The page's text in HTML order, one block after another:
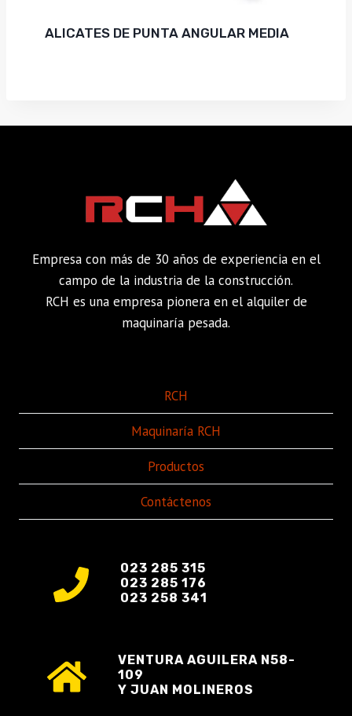
ALICATES DE PUNTA ANGULAR MEDIA
Empresa con más de 30 años de experiencia en el
campo de la industria de la construcción.
RCH es una empresa pionera en el alquiler de
maquinaría pesada.
RCH
Maquinaría RCH
Productos
Contáctenos
023 285 315
023 285 176
023 258 341
VENTURA AGUILERA N58-
109
Y JUAN MOLINEROS